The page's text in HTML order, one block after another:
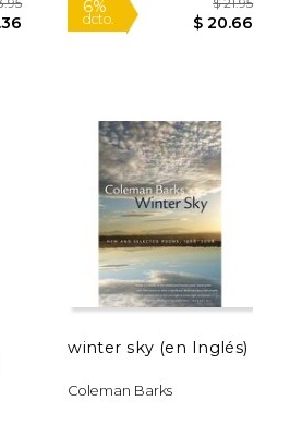
winter sky (en Inglés)
Coleman Barks